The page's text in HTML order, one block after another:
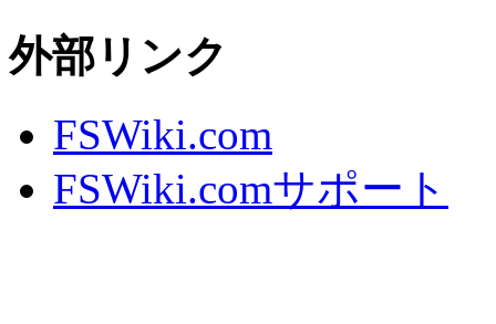
外部リンク
FSWiki.com
FSWiki.comサポート